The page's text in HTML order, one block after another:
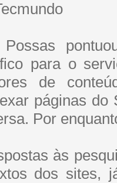
Possas
para o
de
páginas do
Por
às
dos sites,